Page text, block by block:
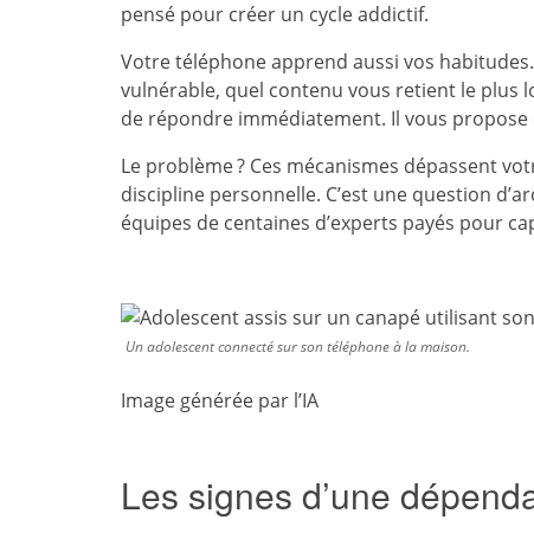
pensé pour créer un cycle addictif.
Votre téléphone apprend aussi vos
vulnérable, quel contenu vous retient le plus
de répondre immédiatement. Il vous
Le problème ? Ces mécanismes dépassent
discipline personnelle. C’est une question
équipes de centaines d’experts payés pour
Un adolescent connecté sur son téléphone à la maison.
Image générée par l’IA
Les signes d’une